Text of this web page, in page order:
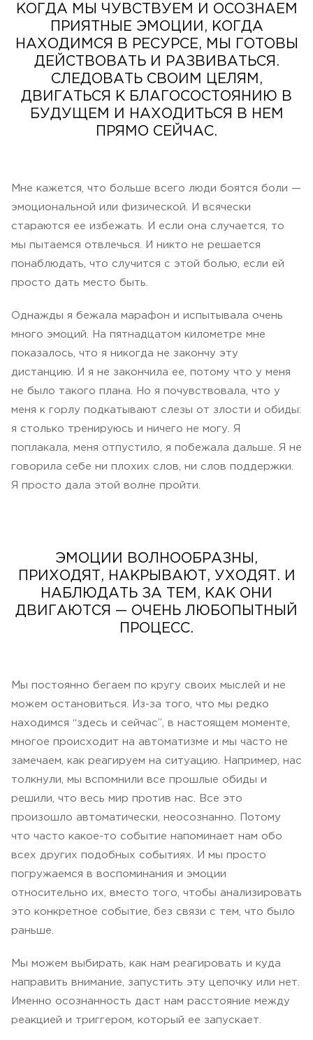
КОГДА МЫ ЧУВСТВУЕМ И ОСОЗНАЕМ
ПРИЯТНЫЕ ЭМОЦИИ, КОГДА
НАХОДИМСЯ В РЕСУРСЕ, МЫ ГОТОВЫ
ДЕЙСТВОВАТЬ И РАЗВИВАТЬСЯ.
СЛЕДОВАТЬ СВОИМ ЦЕЛЯМ,
ДВИГАТЬСЯ К БЛАГОСОСТОЯНИЮ В
БУДУЩЕМ И НАХОДИТЬСЯ В НЕМ
ПРЯМО СЕЙЧАС.
Мне кажется, что больше всего люди боятся боли —
эмоциональной или физической. И всячески
стараются ее избежать. И если она случается, то
мы пытаемся отвлечься. И никто не решается
понаблюдать, что случится с этой болью, если ей
просто дать место быть.
Однажды я бежала марафон и испытывала очень
много эмоций. На пятнадцатом километре мне
показалось, что я никогда не закончу эту
дистанцию. И я не закончила ее, потому что у меня
не было такого плана. Но я почувствовала, что у
меня к горлу подкатывают слезы от злости и обиды:
я столько тренируюсь и ничего не могу. Я
поплакала, меня отпустило, я побежала дальше. Я не
говорила себе ни плохих слов, ни слов поддержки.
Я просто дала этой волне пройти.
ЭМОЦИИ ВОЛНООБРАЗНЫ,
ПРИХОДЯТ, НАКРЫВАЮТ, УХОДЯТ. И
НАБЛЮДАТЬ ЗА ТЕМ, КАК ОНИ
ДВИГАЮТСЯ — ОЧЕНЬ ЛЮБОПЫТНЫЙ
ПРОЦЕСС.
Мы постоянно бегаем по кругу своих мыслей и не
можем остановиться. Из-за того, что мы редко
находимся “здесь и сейчас”, в настоящем моменте,
многое происходит на автоматизме и мы часто не
замечаем, как реагируем на ситуацию. Например, нас
толкнули, мы вспомнили все прошлые обиды и
решили, что весь мир против нас. Все это
произошло автоматически, неосознанно. Потому
что часто какое-то событие напоминает нам обо
всех других подобных событиях. И мы просто
погружаемся в воспоминания и эмоции
относительно их, вместо того, чтобы анализировать
это конкретное событие, без связи с тем, что было
раньше.
Мы можем выбирать, как нам реагировать и куда
направить внимание, запустить эту цепочку или нет.
Именно осознанность даст нам расстояние между
реакцией и триггером, который ее запускает.